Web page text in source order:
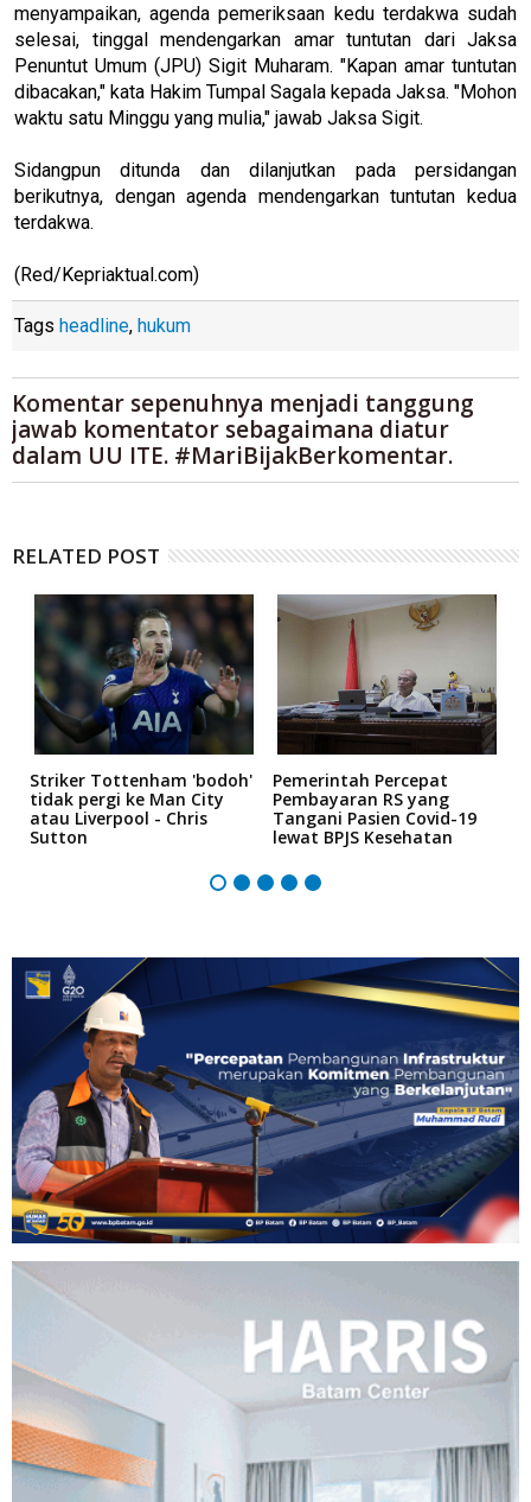
menyampaikan, agenda pemeriksaan kedu terdakwa sudah
selesai, tinggal mendengarkan amar tuntutan dari Jaksa
Penuntut Umum (JPU) Sigit Muharam. "Kapan amar tuntutan
dibacakan," kata Hakim Tumpal Sagala kepada Jaksa. "Mohon
waktu satu Minggu yang mulia," jawab Jaksa Sigit.
Sidangpun ditunda dan dilanjutkan pada persidangan
berikutnya, dengan agenda mendengarkan tuntutan kedua
terdakwa.
(Red/Kepriaktual.com)
Tags headline, hukum
Komentar sepenuhnya menjadi tanggung
jawab komentator sebagaimana diatur
dalam UU ITE. #MariBijakBerkomentar.
RELATED POST
Striker Tottenham 'bodoh'
tidak pergi ke Man City
atau Liverpool - Chris
Sutton
Pemerintah Percepat
Pembayaran RS yang
Tangani Pasien Covid-19
lewat BPJS Kesehatan